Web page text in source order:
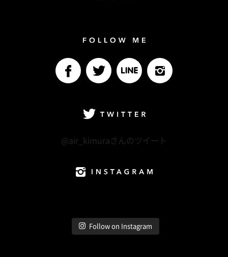
@air_kimuraさんのツイート
Follow on Instagram